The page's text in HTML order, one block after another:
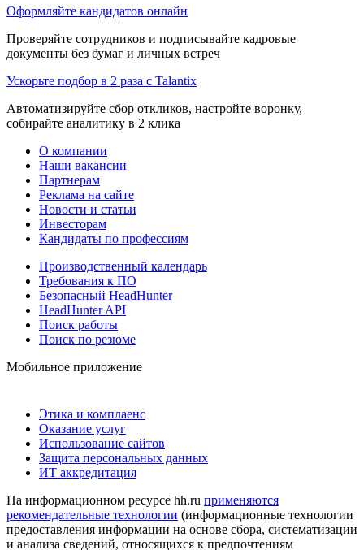
Оформляйте кандидатов онлайн
Проверяйте сотрудников и подписывайте кадровые
документы без бумаг и личных встреч
Ускорьте подбор в 2 раза с Talantix
Автоматизируйте сбор откликов, настройте воронку,
собирайте аналитику в 2 клика
О компании
Наши вакансии
Партнерам
Реклама на сайте
Новости и статьи
Инвесторам
Кандидаты по профессиям
Производственный календарь
Требования к ПО
Безопасный HeadHunter
HeadHunter API
Поиск работы
Поиск по резюме
Мобильное приложение
Этика и комплаенс
Оказание услуг
Использование сайтов
Защита персональных данных
ИТ аккредитация
На информационном ресурсе hh.ru применяются
рекомендательные технологии (информационные технологии
предоставления информации на основе сбора, систематизации
и анализа сведений, относящихся к предпочтениям